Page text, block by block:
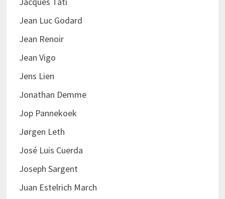
Jean Luc Godard
Jean Renoir
Jean Vigo
Jens Lien
Jonathan Demme
Jop Pannekoek
Jørgen Leth
José Luis Cuerda
Joseph Sargent
Juan Estelrich March